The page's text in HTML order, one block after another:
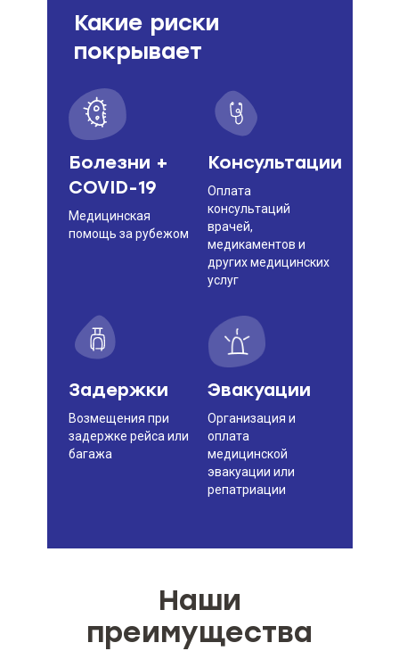
Какие риски
покрывает
Болезни +
COVID-19
Медицинская
помощь за рубежом
Консультации
Оплата
консультаций
врачей,
медикаментов и
других медицинских
услуг
Задержки
Возмещения при
задержке рейса или
багажа
Эвакуации
Организация и
оплата
медицинской
эвакуации или
репатриации
Наши
преимущества